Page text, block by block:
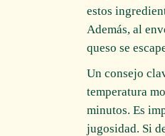
estos
Además, al
queso se
Un consejo
temperatura
minutos. Es
jugosidad. Si